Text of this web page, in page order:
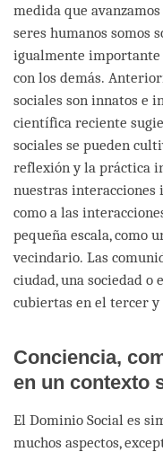
medida que
seres humanos somos
igualmente importante
con los demás.
sociales son innatos e
científica reciente
sociales se pueden
reflexión y la práctica
nuestras interacciones
como a las
pequeña escala, como
vecindario. Las
ciudad, una sociedad o
cubiertas en el tercer
Conciencia,
en un contexto
El Dominio Social es
muchos aspectos,